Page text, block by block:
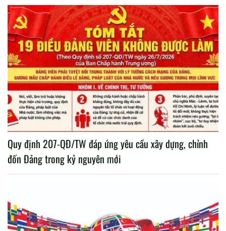
Quy định 207-QĐ/TW đáp ứng yêu cầu xây dựng, chỉnh
đốn Đảng trong kỷ nguyên mới